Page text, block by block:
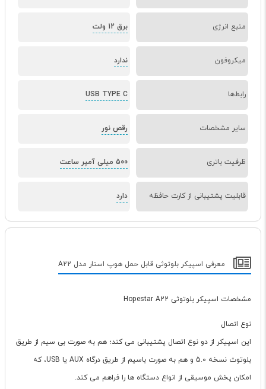
منبع انرژی برق 12 ولت
میکروفون ندارد
رابط‌ها USB TYPE C
سایر مشخصات رقص نور
ظرفیت باتری 500 میلی آمپر ساعت
قابلیت پشتیبانی از کارت حافظه دارد
معرفی اسپیکر بلوتوثی قابل حمل هوپ استار مدل A22
مشخصات اسپیکر بلوتوثی Hopestar A22
نوع اتصال
این اسپیکر از دو نوع اتصال پشتیبانی می کند؛ هم به صورت بی سیم از طریق
بلوتوث نسخه 5.0 و هم به صورت باسیم از طریق درگاه AUX یا USB، که
امکان پخش موسیقی از انواع دستگاه ها را فراهم می کند.